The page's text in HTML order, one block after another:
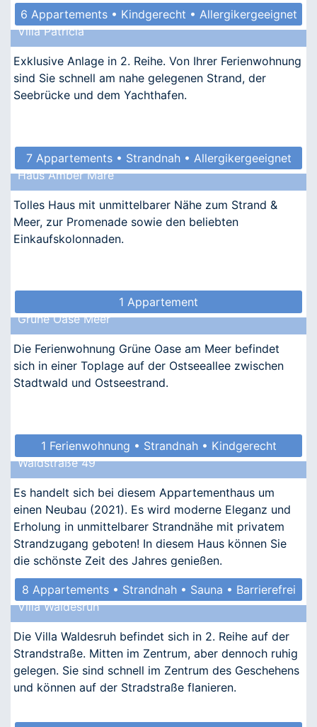
6 Appartements • Kindgerecht • Allergikergeeignet
Villa Patricia
Exklusive Anlage in 2. Reihe. Von Ihrer Ferienwohnung
sind Sie schnell am nahe gelegenen Strand, der
Seebrücke und dem Yachthafen.
7 Appartements • Strandnah • Allergikergeeignet
Haus Amber Mare
Tolles Haus mit unmittelbarer Nähe zum Strand &
Meer, zur Promenade sowie den beliebten
Einkaufskolonnaden.
1 Appartement
Grüne Oase Meer
Die Ferienwohnung Grüne Oase am Meer befindet
sich in einer Toplage auf der Ostseeallee zwischen
Stadtwald und Ostseestrand.
1 Ferienwohnung • Strandnah • Kindgerecht
Waldstraße 49
Es handelt sich bei diesem Appartementhaus um
einen Neubau (2021). Es wird moderne Eleganz und
Erholung in unmittelbarer Strandnähe mit privatem
Strandzugang geboten! In diesem Haus können Sie
die schönste Zeit des Jahres genießen.
8 Appartements • Strandnah • Sauna • Barrierefrei
Villa Waldesruh
Die Villa Waldesruh befindet sich in 2. Reihe auf der
Strandstraße. Mitten im Zentrum, aber dennoch ruhig
gelegen. Sie sind schnell im Zentrum des Geschehens
und können auf der Stradstraße flanieren.